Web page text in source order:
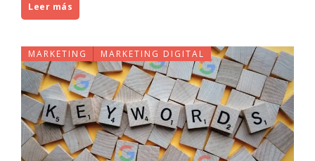
Leer más
MARKETING MARKETING DIGITAL